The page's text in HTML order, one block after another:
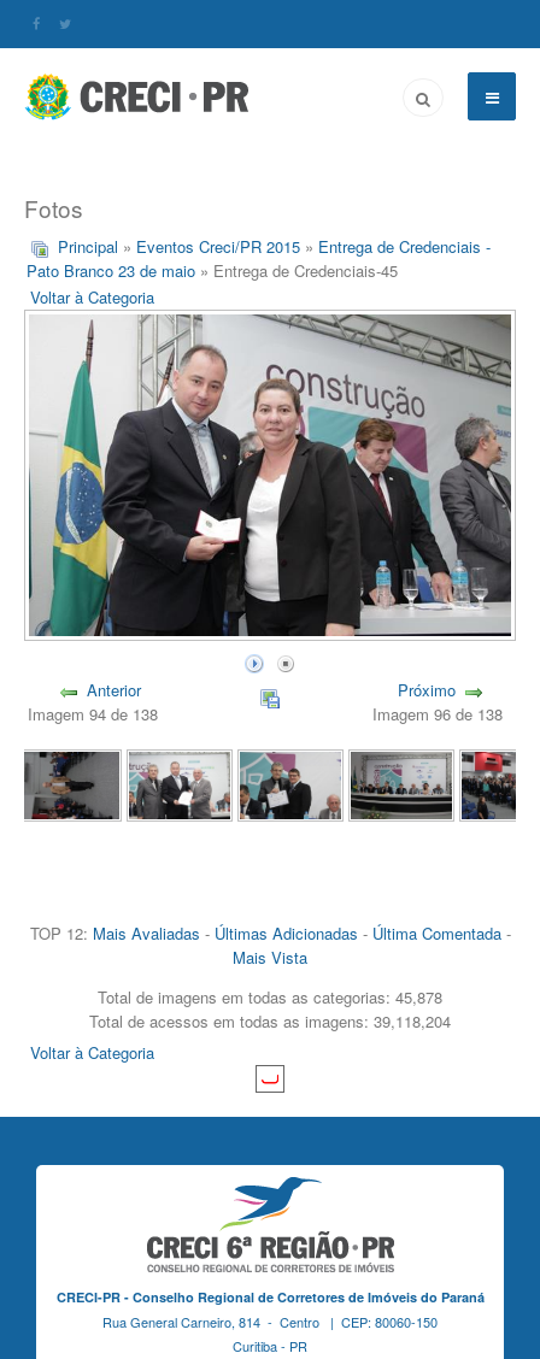
Fotos
Principal » Eventos Creci/PR 2015 » Entrega de Credenciais -
Pato Branco 23 de maio » Entrega de Credenciais-45
Voltar à Categoria
Anterior
Imagem 94 de 138
Próximo
Imagem 96 de 138
TOP 12: Mais Avaliadas - Últimas Adicionadas - Última Comentada-
Mais Vista
Total de imagens em todas as categorias: 45,878
Total de acessos em todas as imagens: 39,118,204
Voltar à Categoria
CRECI-PR - Conselho Regional de Corretores de Imóveis do Paraná
Rua General Carneiro, 814 - Centro | CEP: 80060-150
Curitiba - PR